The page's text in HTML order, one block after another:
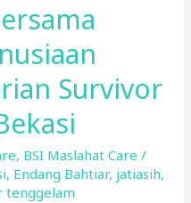
Survivor
, BSI Maslahat Care /
, Endang Bahtiar, jatiasih,
tenggelam